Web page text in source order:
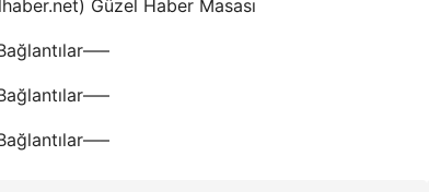
Güzel Haber Masası